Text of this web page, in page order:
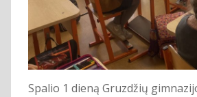
Spalio 1 dieną Gruzdžių